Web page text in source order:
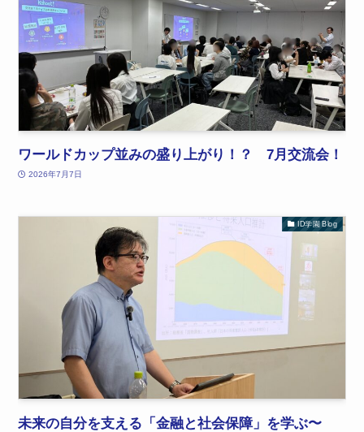
ワールドカップ並みの盛り上がり！？ 7月交流会！
2026年7月7日
ID学園 Blog
未来の自分を支える「金融と社会保障」を学ぶ〜